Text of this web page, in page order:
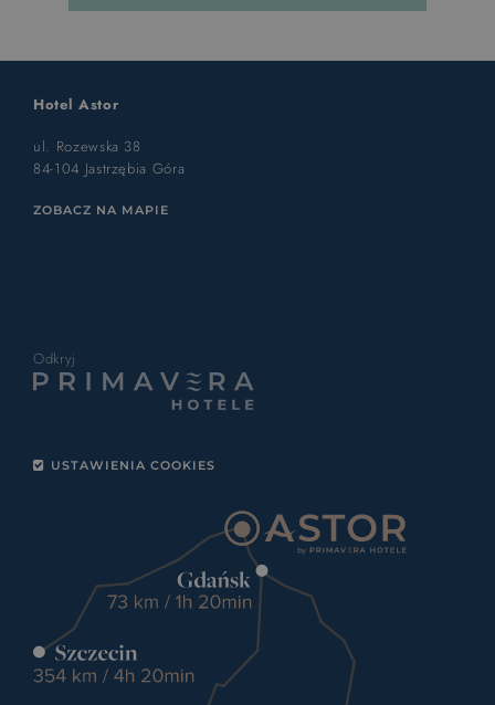
Hotel Astor
ul. Rozewska 38
84-104 Jastrzębia Góra
ZOBACZ NA MAPIE
Odkryj
USTAWIENIA COOKIES